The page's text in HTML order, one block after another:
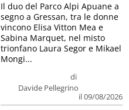
di
Davide Pellegrino
il 09/08/2026
Il duo del Parco Alpi Apuane a
segno a Gressan, tra le donne
vincono Elisa Vitton Mea e
Sabina Marquet, nel misto
trionfano Laura Segor e Mikael
Mongi...